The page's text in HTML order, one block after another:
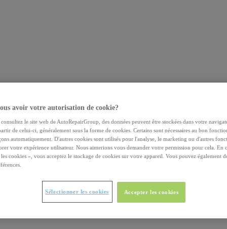
avoir votre autorisation de cookie?
le site web de AutoRepairGroup, des données peuvent être stockées dans votre
de celui-ci, généralement sous la forme de cookies. Certains sont nécessaires au bon
automatiquement. D'autres cookies sont utilisés pour l'analyse, le marketing ou d'autres
votre expérience utilisateur. Nous aimerions vous demander votre permission pour cela. En
cookies », vous acceptez le stockage de cookies sur votre appareil. Vous pouvez également
Accepter les cookies
Sélectionner les cookies